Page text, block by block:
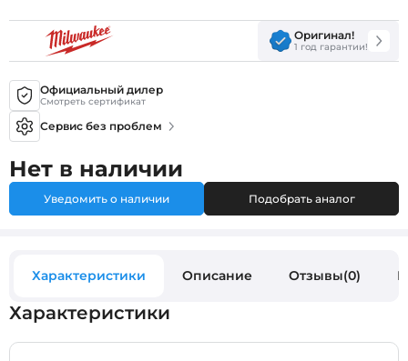
Оригинал!
1 год гарантии!
Официальный дилер
Смотреть сертификат
Сервис без проблем
Нет в наличии
Уведомить о наличии Подобрать аналог
Характеристики Описание Отзывы(0)
Характеристики